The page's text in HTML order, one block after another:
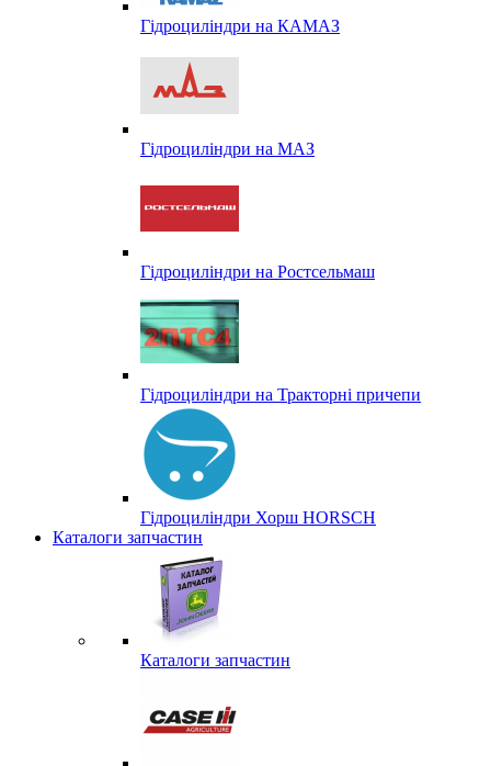
Гідроциліндри на КАМАЗ
Гідроциліндри на МАЗ
Гідроциліндри на Ростсельмаш
Гідроциліндри на Тракторні причепи
Гідроциліндри Хорш HORSCH
Каталоги запчастин
Каталоги запчастин